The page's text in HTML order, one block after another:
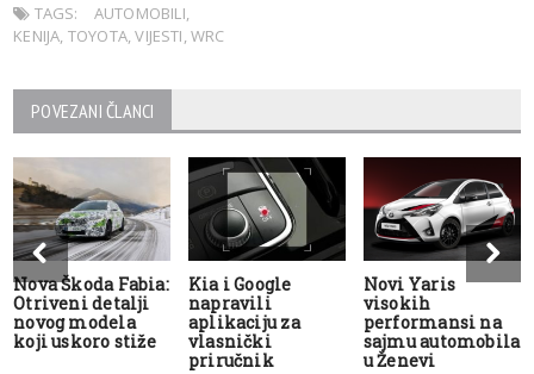
TAGS:
AUTOMOBILI,
KENIJA, TOYOTA,VIJESTI,WRC
POVEZANI ČLANCI
Nova Škoda Fabia:
Otriveni detalji
novog modela
koji uskoro stiže
Kia i Google
napravili
aplikaciju za
vlasnički
priručnik
Novi Yaris
visokih
performansi na
sajmu automobila
u Ženevi